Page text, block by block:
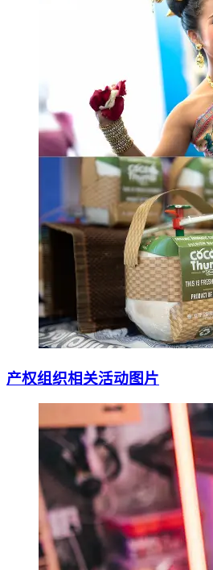
产权组织相关活动图片